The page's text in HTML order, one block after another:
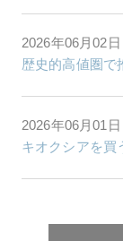
2026年06月02日
歴史的高値圏で
2026年06月01日
キオクシアを買